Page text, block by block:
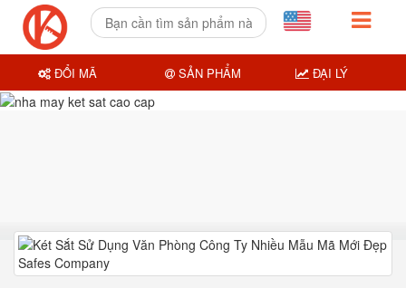
ĐỔI MÃ SẢN PHẨM ĐẠI LÝ